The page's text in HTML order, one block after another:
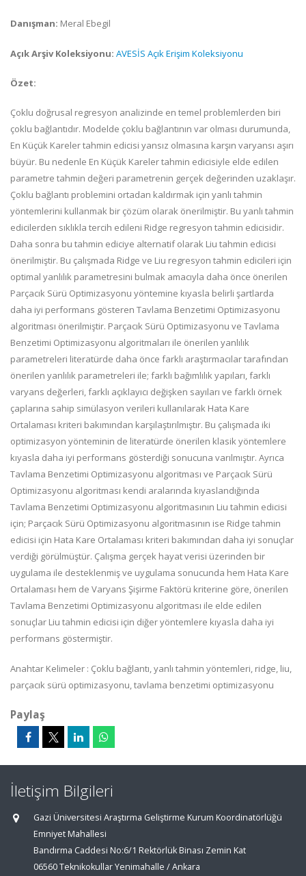
Danışman: Meral Ebegil
Açık Arşiv Koleksiyonu: AVESİS Açık Erişim Koleksiyonu
Özet:
Çoklu doğrusal regresyon analizinde en temel problemlerden biri
çoklu bağlantıdır. Modelde çoklu bağlantının var olması durumunda,
En Küçük Kareler tahmin edicisi yansız olmasına karşın varyansı aşırı
büyür. Bu nedenle En Küçük Kareler tahmin edicisiyle elde edilen
parametre tahmin değeri parametrenin gerçek değerinden uzaklaşır.
Çoklu bağlantı problemini ortadan kaldırmak için yanlı tahmin
yöntemlerini kullanmak bir çözüm olarak önerilmiştir. Bu yanlı tahmin
edicilerden sıklıkla tercih edileni Ridge regresyon tahmin edicisidir.
Daha sonra bu tahmin ediciye alternatif olarak Liu tahmin edicisi
önerilmiştir. Bu çalışmada Ridge ve Liu regresyon tahmin edicileri için
optimal yanlılık parametresini bulmak amacıyla daha önce önerilen
Parçacık Sürü Optimizasyonu yöntemine kıyasla belirli şartlarda
daha iyi performans gösteren Tavlama Benzetimi Optimizasyonu
algoritması önerilmiştir. Parçacık Sürü Optimizasyonu ve Tavlama
Benzetimi Optimizasyonu algoritmaları ile önerilen yanlılık
parametreleri literatürde daha önce farklı araştırmacılar tarafından
önerilen yanlılık parametreleri ile; farklı bağımlılık yapıları, farklı
varyans değerleri, farklı açıklayıcı değişken sayıları ve farklı örnek
çaplarına sahip simülasyon verileri kullanılarak Hata Kare
Ortalaması kriteri bakımından karşılaştırılmıştır. Bu çalışmada iki
optimizasyon yönteminin de literatürde önerilen klasik yöntemlere
kıyasla daha iyi performans gösterdiği sonucuna varılmıştır. Ayrıca
Tavlama Benzetimi Optimizasyonu algoritması ve Parçacık Sürü
Optimizasyonu algoritması kendi aralarında kıyaslandığında
Tavlama Benzetimi Optimizasyonu algoritmasının Liu tahmin edicisi
için; Parçacık Sürü Optimizasyonu algoritmasının ise Ridge tahmin
edicisi için Hata Kare Ortalaması kriteri bakımından daha iyi sonuçlar
verdiği görülmüştür. Çalışma gerçek hayat verisi üzerinden bir
uygulama ile desteklenmiş ve uygulama sonucunda hem Hata Kare
Ortalaması hem de Varyans Şişirme Faktörü kriterine göre, önerilen
Tavlama Benzetimi Optimizasyonu algoritması ile elde edilen
sonuçlar Liu tahmin edicisi için diğer yöntemlere kıyasla daha iyi
performans göstermiştir.
Anahtar Kelimeler : Çoklu bağlantı, yanlı tahmin yöntemleri, ridge, liu,
parçacık sürü optimizasyonu, tavlama benzetimi optimizasyonu
Paylaş
İletişim Bilgileri
Gazi Üniversitesi Araştırma Geliştirme Kurum Koordinatörlüğü
Emniyet Mahallesi
Bandırma Caddesi No:6/1 Rektörlük Binası Zemin Kat
06560 Teknikokullar Yenimahalle / Ankara